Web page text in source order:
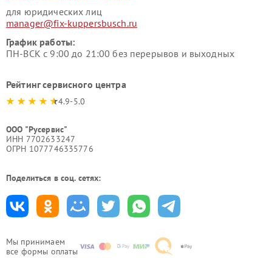
Мы принимаем
все формы оплаты
для юридических лиц
manager@fix-kuppersbusch.ru
График работы:
ПН-ВСК с 9:00 до 21:00 без перерывов и выходных
Рейтинг сервисного центра
4.9-5.0
ООО "Русервис"
ИНН 7702633247
ОГРН 1077746335776
Поделиться в соц. сетях: